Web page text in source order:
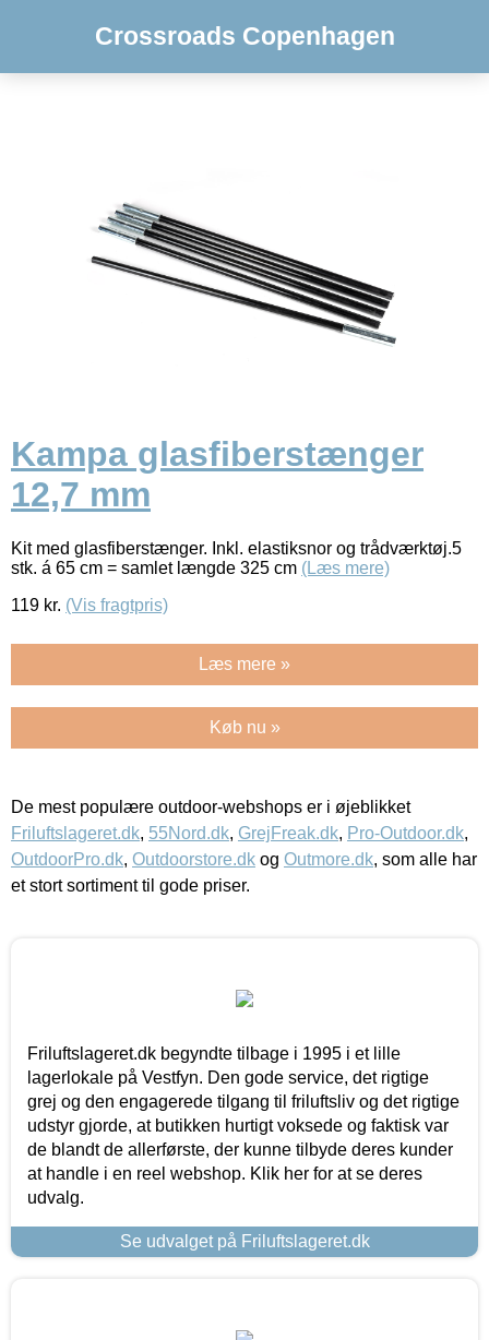
Crossroads Copenhagen
Kampa glasfiberstænger
12,7 mm
Kit med glasfiberstænger. Inkl. elastiksnor og trådværktøj.5
stk. á 65 cm = samlet længde 325 cm (Læs mere)
119 kr. (Vis fragtpris)
Læs mere »
Køb nu »
De mest populære outdoor-webshops er i øjeblikket
Friluftslageret.dk, 55Nord.dk, GrejFreak.dk, Pro-Outdoor.dk,
OutdoorPro.dk, Outdoorstore.dk og Outmore.dk, som alle har
et stort sortiment til gode priser.
Friluftslageret.dk begyndte tilbage i 1995 i et lille
lagerlokale på Vestfyn. Den gode service, det rigtige
grej og den engagerede tilgang til friluftsliv og det rigtige
udstyr gjorde, at butikken hurtigt voksede og faktisk var
de blandt de allerførste, der kunne tilbyde deres kunder
at handle i en reel webshop. Klik her for at se deres
udvalg.
Se udvalget på Friluftslageret.dk